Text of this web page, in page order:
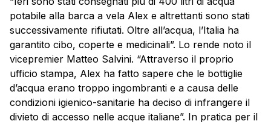
potabile alla barca a vela Alex e altrettanti sono stati
successivamente rifiutati. Oltre all’acqua, l’Italia ha
garantito cibo, coperte e medicinali”. Lo rende noto il
vicepremier Matteo Salvini. “Attraverso il proprio
ufficio stampa, Alex ha fatto sapere che le bottiglie
d’acqua erano troppo ingombranti e a causa delle
condizioni igienico-sanitarie ha deciso di infrangere il
divieto di accesso nelle acque italiane”. In pratica per il